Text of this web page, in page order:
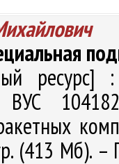
ресурс]
ВУС
(413 Мб). –